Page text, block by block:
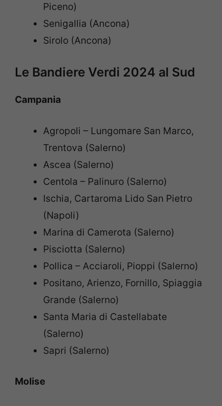
Piceno)
Senigallia (Ancona)
Sirolo (Ancona)
Le Bandiere Verdi 2024 al Sud
Campania
Agropoli – Lungomare San Marco,
Trentova (Salerno)
Ascea (Salerno)
Centola – Palinuro (Salerno)
Ischia, Cartaroma Lido San Pietro
(Napoli)
Marina di Camerota (Salerno)
Pisciotta (Salerno)
Pollica – Acciaroli, Pioppi (Salerno)
Positano, Arienzo, Fornillo, Spiaggia
Grande (Salerno)
Santa Maria di Castellabate
(Salerno)
Sapri (Salerno)
Molise